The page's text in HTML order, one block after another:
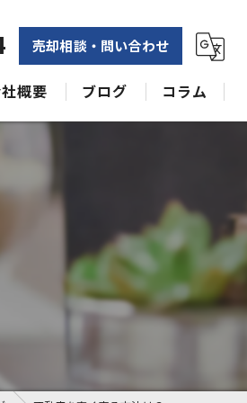
売却相談・問い合わせ
概要 ブログ コラム